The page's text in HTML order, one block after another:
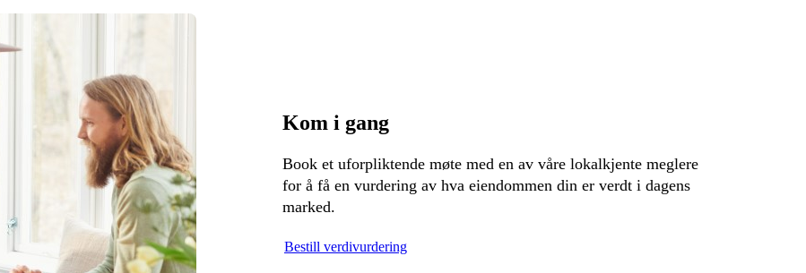
Kom i gang
Book et uforpliktende møte med en av våre lokalkjente meglere
for å få en vurdering av hva eiendommen din er verdt i dagens
marked.
Bestill verdivurdering